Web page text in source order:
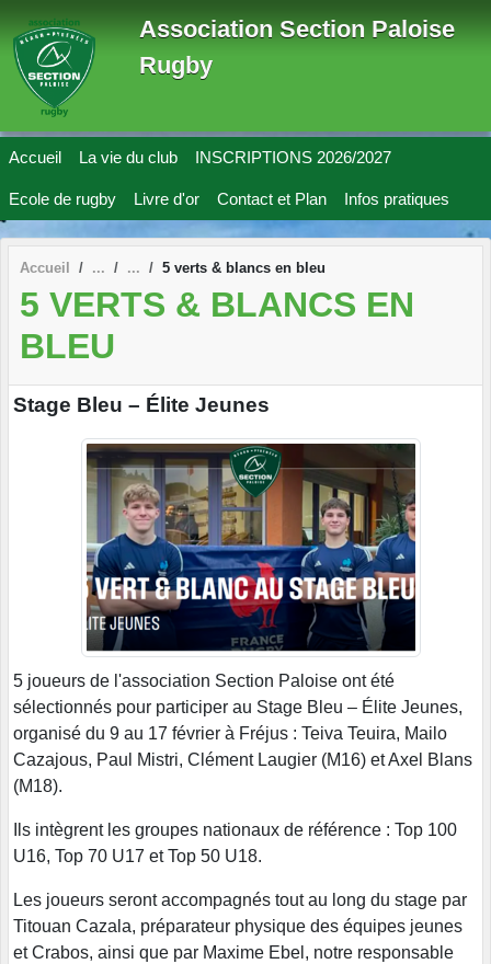
Association Section Paloise
Rugby
Accueil La vie du club INSCRIPTIONS 2026/2027
Ecole de rugby Livre d'or Contact et Plan Infos pratiques
Accueil 5 verts & blancs en bleu
5 VERTS & BLANCS EN
BLEU
Stage Bleu – Élite Jeunes
5 joueurs de l'association Section Paloise ont été
sélectionnés pour participer au Stage Bleu – Élite Jeunes,
organisé du 9 au 17 février à Fréjus : Teiva Teuira, Mailo
Cazajous, Paul Mistri, Clément Laugier (M16) et Axel Blans
(M18).
Ils intègrent les groupes nationaux de référence : Top 100
U16, Top 70 U17 et Top 50 U18.
Les joueurs seront accompagnés tout au long du stage par
Titouan Cazala, préparateur physique des équipes jeunes
et Crabos, ainsi que par Maxime Ebel, notre responsable